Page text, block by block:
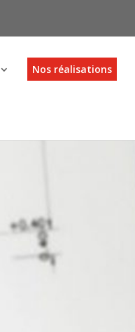
Nos réalisations